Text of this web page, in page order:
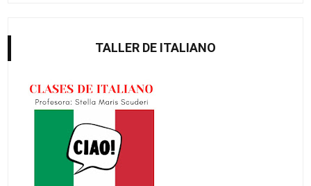
TALLER DE ITALIANO